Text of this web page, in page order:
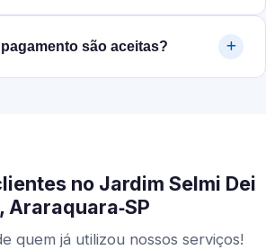
são aceitas?
no Jardim Selmi Dei
Araraquara‑SP
quem já utilizou nossos serviços!